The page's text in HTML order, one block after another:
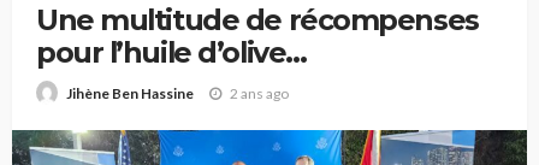
Une multitude de récompenses
pour l’huile d’olive
écoresponsable « Barca de
Jihène Ben Hassine 2 ans ago